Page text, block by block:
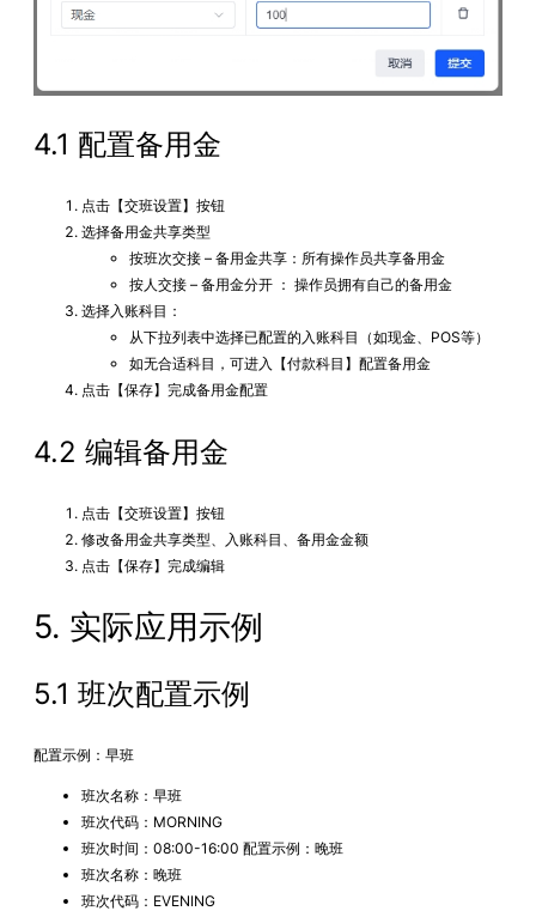
4.1 配置备用金
点击【交班设置】按钮
选择备用金共享类型
按班次交接 – 备用金共享：所有操作员共享备用金
按人交接 – 备用金分开 ： 操作员拥有自己的备用金
选择入账科目：
从下拉列表中选择已配置的入账科目（如现金、POS等）
如无合适科目，可进入【付款科目】配置备用金
点击【保存】完成备用金配置
4.2 编辑备用金
点击【交班设置】按钮
修改备用金共享类型、入账科目、备用金金额
点击【保存】完成编辑
5. 实际应用示例
5.1 班次配置示例
配置示例：早班
班次名称：早班
班次代码：MORNING
班次时间：08:00-16:00 配置示例：晚班
班次名称：晚班
班次代码：EVENING